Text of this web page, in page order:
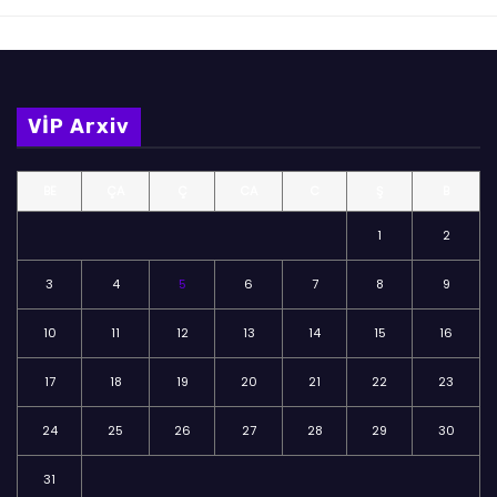
VİP Arxiv
1 2
3 4 5 6 7 8 9
10 11 12 13 14 15 16
17 18 19 20 21 22 23
24 25 26 27 28 29 30
31